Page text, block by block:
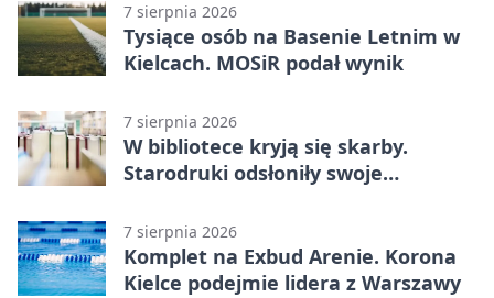
7 sierpnia 2026
Tysiące osób na Basenie Letnim w
Kielcach. MOSiR podał wynik
7 sierpnia 2026
W bibliotece kryją się skarby.
Starodruki odsłoniły swoje
7 sierpnia 2026
Komplet na Exbud Arenie. Korona
Kielce podejmie lidera z Warszawy